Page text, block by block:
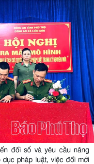
đổi số và yêu cầu nâng
pháp luật, việc đổi mới